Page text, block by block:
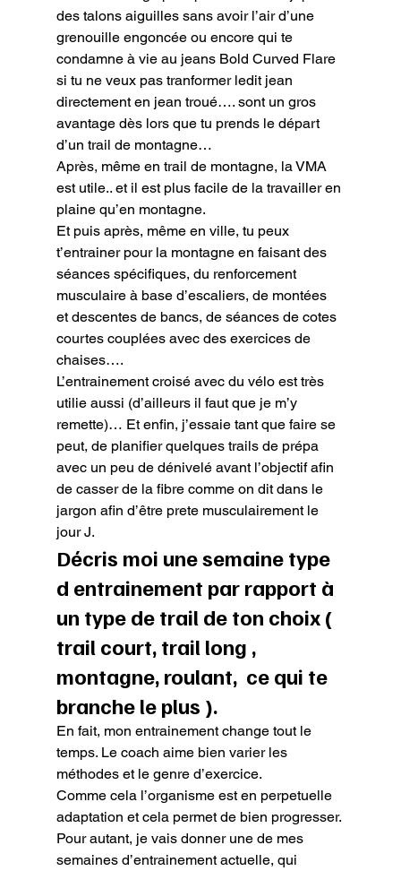
des talons aiguilles sans avoir l’air d’une
grenouille engoncée ou encore qui te
condamne à vie au jeans Bold Curved Flare
si tu ne veux pas tranformer ledit jean
directement en jean troué…. sont un gros
avantage dès lors que tu prends le départ
d’un trail de montagne…
Après, même en trail de montagne, la VMA
est utile.. et il est plus facile de la travailler en
plaine qu’en montagne.
Et puis après, même en ville, tu peux
t’entrainer pour la montagne en faisant des
séances spécifiques, du renforcement
musculaire à base d’escaliers, de montées
et descentes de bancs, de séances de cotes
courtes couplées avec des exercices de
chaises….
L’entrainement croisé avec du vélo est très
utilie aussi (d’ailleurs il faut que je m’y
remette)… Et enfin, j’essaie tant que faire se
peut, de planifier quelques trails de prépa
avec un peu de dénivelé avant l’objectif afin
de casser de la fibre comme on dit dans le
jargon afin d’être prete musculairement le
jour J.
Décris moi une semaine type
d entrainement par rapport à
un type de trail de ton choix (
trail court, trail long ,
montagne, roulant,  ce qui te
branche le plus ).
En fait, mon entrainement change tout le
temps. Le coach aime bien varier les
méthodes et le genre d’exercice.
Comme cela l’organisme est en perpetuelle
adaptation et cela permet de bien progresser.
Pour autant, je vais donner une de mes
semaines d’entrainement actuelle, qui